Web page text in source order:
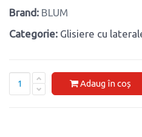
Brand: BLUM
Categorie: Glisiere cu
Adaug în coș